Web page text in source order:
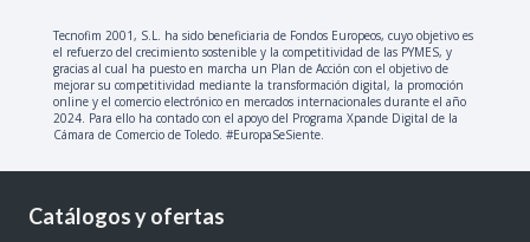
Tecnofim 2001, S.L. ha sido beneficiaria de Fondos Europeos, cuyo objetivo es
el refuerzo del crecimiento sostenible y la competitividad de las PYMES, y
gracias al cual ha puesto en marcha un Plan de Acción con el objetivo de
mejorar su competitividad mediante la transformación digital, la promoción
online y el comercio electrónico en mercados internacionales durante el año
2024. Para ello ha contado con el apoyo del Programa Xpande Digital de la
Cámara de Comercio de Toledo. #EuropaSeSiente.
Catálogos y ofertas